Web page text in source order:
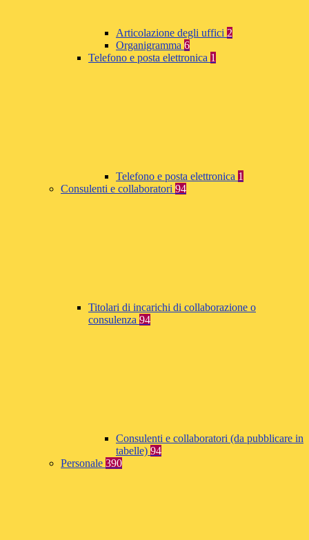
Articolazione degli uffici 2
Organigramma 6
Telefono e posta elettronica 1
Telefono e posta elettronica 1
Consulenti e collaboratori 94
Titolari di incarichi di collaborazione o
consulenza 94
Consulenti e collaboratori (da pubblicare in
tabelle) 94
Personale 390